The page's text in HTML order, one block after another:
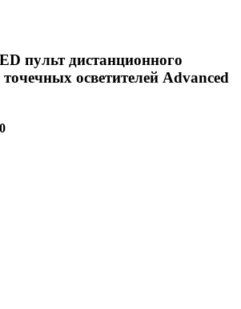
пульт дистанционного
осветителей Advanced